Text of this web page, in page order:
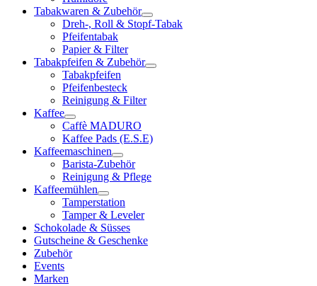
Tabakwaren & Zubehör
Dreh-, Roll & Stopf-Tabak
Pfeifentabak
Papier & Filter
Tabakpfeifen & Zubehör
Tabakpfeifen
Pfeifenbesteck
Reinigung & Filter
Kaffee
Caffè MADURO
Kaffee Pads (E.S.E)
Kaffeemaschinen
Barista-Zubehör
Reinigung & Pflege
Kaffeemühlen
Tamperstation
Tamper & Leveler
Schokolade & Süsses
Gutscheine & Geschenke
Zubehör
Events
Marken